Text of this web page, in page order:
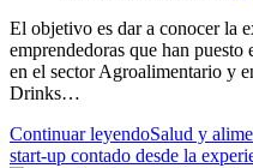
El objetivo es dar a conocer la
emprendedoras que han puesto
en el sector Agroalimentario y
Drinks…
Continuar leyendoSalud y
start-up contado desde la